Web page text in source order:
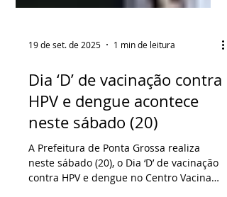
19 de set. de 2025 1 min de leitura
Dia ‘D’ de vacinação contra
HPV e dengue acontece
neste sábado (20)